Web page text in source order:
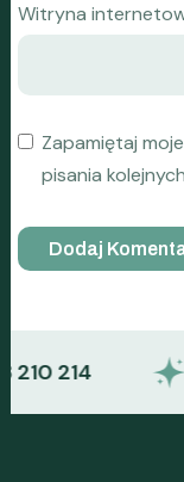
Witryna
Zapamiętaj
pisania
214